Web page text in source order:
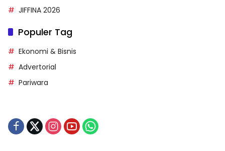
JIFFINA 2026
Populer Tag
Ekonomi & Bisnis
Advertorial
Pariwara